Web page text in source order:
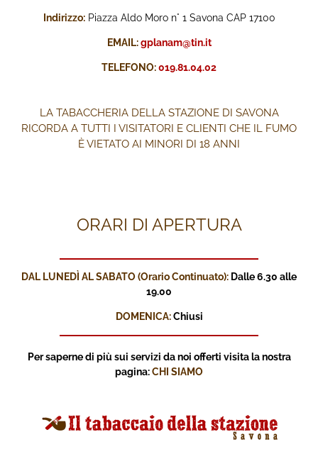
Indirizzo:Piazza Aldo Moro n° 1 Savona CAP 17100
EMAIL: gplanam@tin.it
TELEFONO:019.81.04.02
LA TABACCHERIA DELLA STAZIONE DI SAVONA
RICORDA A TUTTI I VISITATORI E CLIENTI CHE IL FUMO
È VIETATO AI MINORI DI 18 ANNI
ORARI DI APERTURA
DAL LUNEDÌ AL SABATO (Orario Continuato): Dalle 6.30 alle
19.00
DOMENICA: Chiusi
Per saperne di più sui servizi da noi offerti visita la nostra
pagina:CHI SIAMO